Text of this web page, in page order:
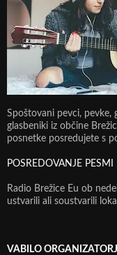
Spoštovani pevci, pevke,
glasbeniki iz občine
posnetke posredujete s
POSREDOVANJE PESMI
Radio Brežice Eu ob
ustvarili ali soustvarili
VABILO